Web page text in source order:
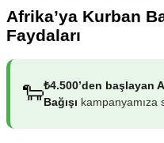
Afrika’ya Kurban
Faydaları
🐑₺4.500’den başlayan
Bağışı kampanyamıza